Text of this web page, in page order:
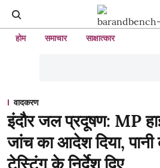
होम समाचार साक्षात्कार
वादकरण
इंदौर जल प्रदूषण: MP
जांच का आदेश दिया, पानी